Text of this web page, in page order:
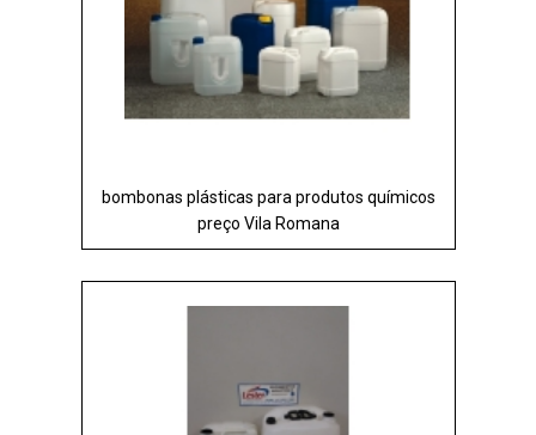
bombonas plásticas para produtos químicos
preço Vila Romana